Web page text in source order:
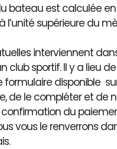
bateau est calculée en
l’unité supérieure du
interviennent
club sportif. Il y a lieu de
formulaire disponible
de le compléter et de
confirmation du
vous le renverrons